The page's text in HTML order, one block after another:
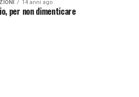
14 anni ago
per non dimenticare